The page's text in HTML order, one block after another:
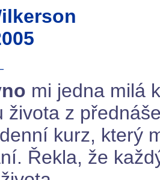
mi jedna milá
života z
kurz, který
Řekla, že